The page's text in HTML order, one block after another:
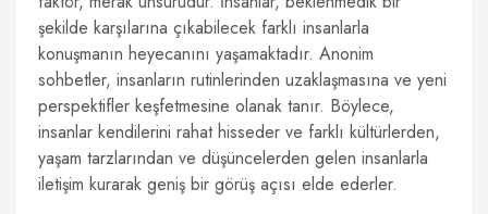
şekilde karşılarına çıkabilecek farklı insanlarla
konuşmanın heyecanını yaşamaktadır. Anonim
sohbetler, insanların rutinlerinden uzaklaşmasına ve yeni
perspektifler keşfetmesine olanak tanır. Böylece,
insanlar kendilerini rahat hisseder ve farklı kültürlerden,
yaşam tarzlarından ve düşüncelerden gelen insanlarla
iletişim kurarak geniş bir görüş açısı elde ederler.